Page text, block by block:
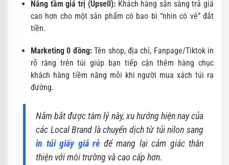
Nâng tầm giá trị (Upsell):Khách hàng sẵn sàng trả giá
cao hơn cho một sản phẩm có bao bì “nhìn có vẻ” đắt
tiền.
Marketing 0 đồng:Tên shop, địa chỉ, Fanpage/Tiktok in
rõ ràng trên túi giúp bạn tiếp cận thêm hàng chục
khách hàng tiềm năng mỗi khi người mua xách túi ra
đường.
Nắm bắt được tâm lý này, xu hướng hiện nay của
các Local Brand là chuyển dịch từ túi nilon sang
in túi giấy giá rẻ để mang lại cảm giác thân
thiện với môi trường và cao cấp hơn.